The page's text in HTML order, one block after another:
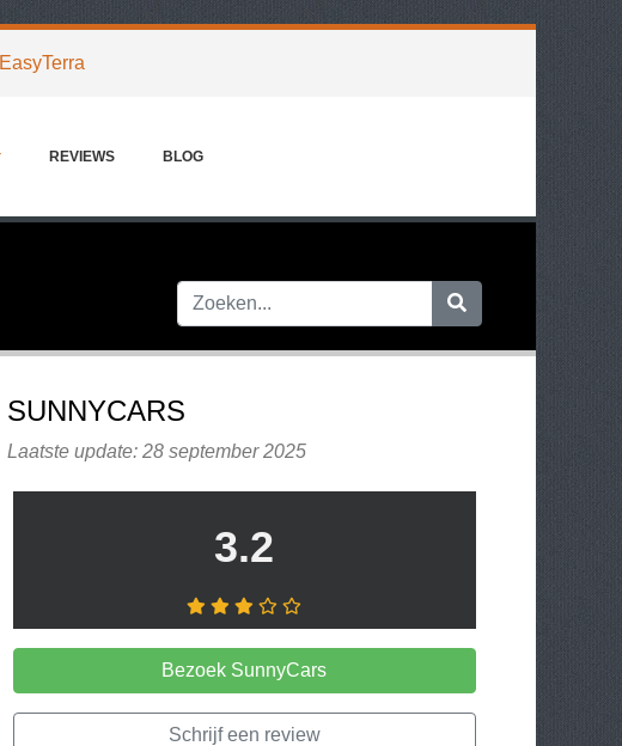
EasyTerra
REVIEWS BLOG
SUNNYCARS
Laatste update: 28 september 2025
3.2
Bezoek SunnyCars
Schrijf een review